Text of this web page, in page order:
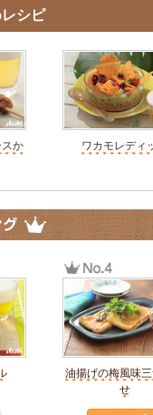
シピ
か
ワカモレディ
油揚げの梅風味
せ